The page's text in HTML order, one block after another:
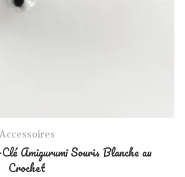
Accessoires
Amigurumi Souris Blanche au
Crochet